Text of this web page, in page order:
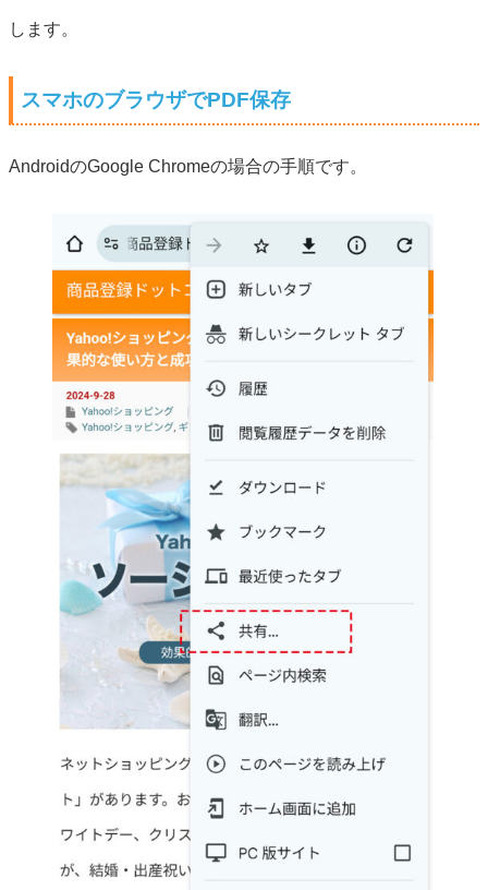
します。
スマホのブラウザでPDF保存
AndroidのGoogle Chromeの場合の手順です。